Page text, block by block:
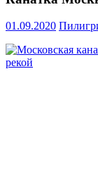
01.09.2020